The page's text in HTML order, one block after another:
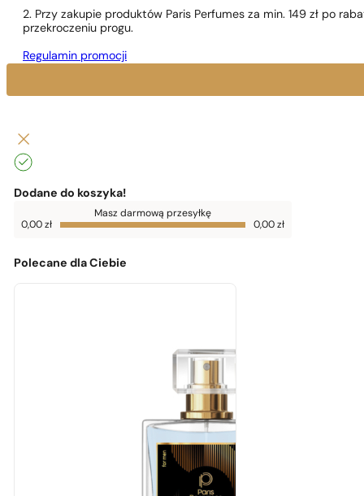
2. Przy zakupie produktów Paris Perfumes za min. 149 zł po
przekroczeniu progu.
Regulamin promocji
Dodane do koszyka!
Do
darmowej
0,00 zł
Masz darmową przesyłkę
0,00zł 0,00 zł
Polecane dla Ciebie